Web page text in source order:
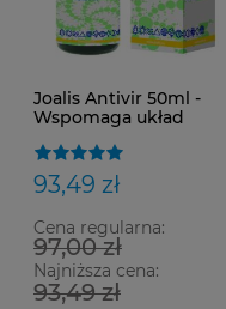
Joalis Antivir 50ml -
Wspomaga układ
93,49 zł
Cena regularna:
97,00 zł
Najniższa cena:
93,49 zł